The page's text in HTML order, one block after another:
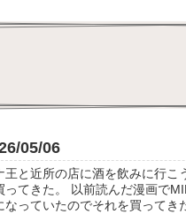
05/06
王と近所の店に酒を飲みに行
ってきた。 以前読んだ漫画で
なっていたのでそれを買ってき